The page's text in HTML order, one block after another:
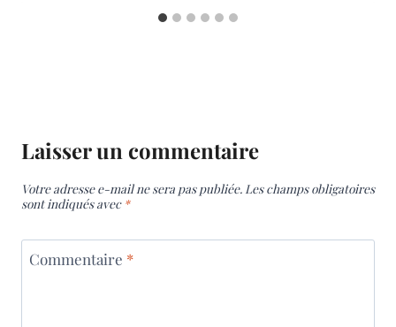
Laisser un commentaire
Votre adresse e-mail ne sera pas publiée. Les champs obligatoires
sont indiqués avec *
Commentaire *